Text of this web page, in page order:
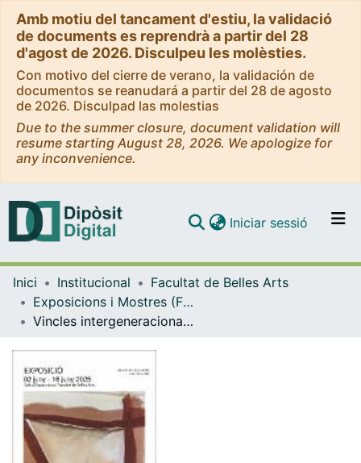
Amb motiu del tancament d'estiu, la validació
de documents es reprendrà a partir del 28
d'agost de 2026. Disculpeu les molèsties.
Con motivo del cierre de verano, la validación de
documentos se reanudará a partir del 28 de agosto
de 2026. Disculpad las molestias
Due to the summer closure, document validation will
resume starting August 28, 2026. We apologize for
any inconvenience.
Navega per tot el DD
Iniciar sessió (current)
Inici Institucional
Facultat de Belles Arts
Exposicions i Mostres (Facultat de Belles Arts)
Vincles intergeneracionals, compartir savieses